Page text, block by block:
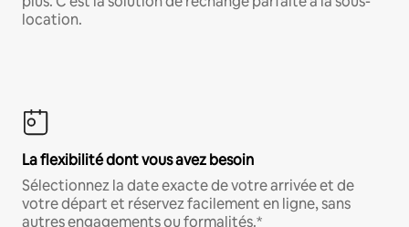
location.
La flexibilité dont vous avez besoin
Sélectionnez la date exacte de votre arrivée et de
votre départ et réservez facilement en ligne, sans
autres engagements ou formalités.*